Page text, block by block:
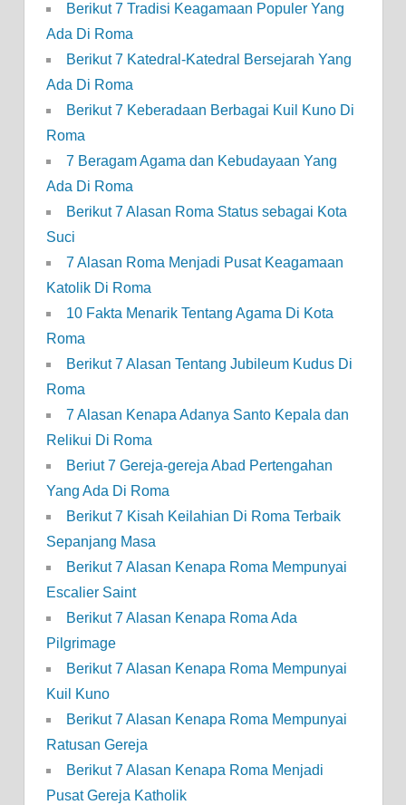
Berikut 7 Tradisi Keagamaan Populer Yang
Ada Di Roma
Berikut 7 Katedral-Katedral Bersejarah Yang
Ada Di Roma
Berikut 7 Keberadaan Berbagai Kuil Kuno Di
Roma
7 Beragam Agama dan Kebudayaan Yang
Ada Di Roma
Berikut 7 Alasan Roma Status sebagai Kota
Suci
7 Alasan Roma Menjadi Pusat Keagamaan
Katolik Di Roma
10 Fakta Menarik Tentang Agama Di Kota
Roma
Berikut 7 Alasan Tentang Jubileum Kudus Di
Roma
7 Alasan Kenapa Adanya Santo Kepala dan
Relikui Di Roma
Beriut 7 Gereja-gereja Abad Pertengahan
Yang Ada Di Roma
Berikut 7 Kisah Keilahian Di Roma Terbaik
Sepanjang Masa
Berikut 7 Alasan Kenapa Roma Mempunyai
Escalier Saint
Berikut 7 Alasan Kenapa Roma Ada
Pilgrimage
Berikut 7 Alasan Kenapa Roma Mempunyai
Kuil Kuno
Berikut 7 Alasan Kenapa Roma Mempunyai
Ratusan Gereja
Berikut 7 Alasan Kenapa Roma Menjadi
Pusat Gereja Katholik